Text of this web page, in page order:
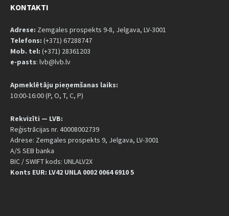
KONTAKTI
Adrese: Zemgales prospekts 9-8, Jelgava, LV-3001
Telefons: (+371) 67288747
Mob. tel: (+371) 28361203
e-pasts: lvb@lvb.lv
Apmeklētāju pieņemšanas laiks:
10:00-16:00 (P, O, T, C, P)
Rekvizīti — LVB:
Reģistrācijas nr. 40008002739
Adrese: Zemgales prospekts 9, Jelgava, LV-3001
A/S SEB banka
BIC / SWIFT kods: UNLALV2X
Konts EUR: LV42 UNLA 0002 0064 6910 5